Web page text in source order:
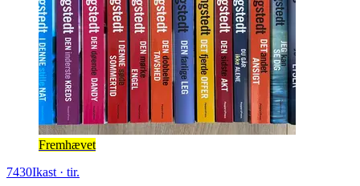
Fremhævet
7430Ikast· tir.